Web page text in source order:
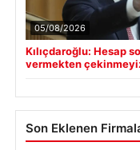
05/08/2026
Kılıçdaroğlu: Hesap
vermekten
Son Eklenen